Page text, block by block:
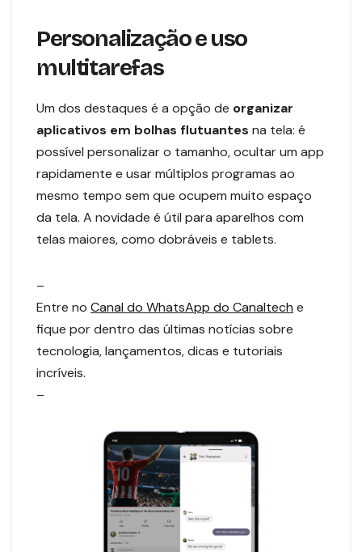
Personalização e uso
multitarefas
Um dos destaques é a opção de organizar
aplicativos em bolhas flutuantes na tela: é
possível personalizar o tamanho, ocultar um app
rapidamente e usar múltiplos programas ao
mesmo tempo sem que ocupem muito espaço
da tela. A novidade é útil para aparelhos com
telas maiores, como dobráveis e tablets.
–
Entre no Canal do WhatsApp do Canaltech e
fique por dentro das últimas notícias sobre
tecnologia, lançamentos, dicas e tutoriais
incríveis.
–